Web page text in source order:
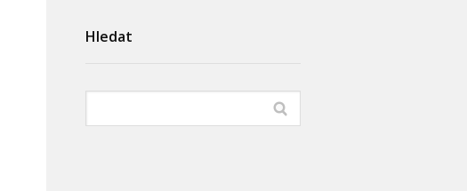
Hledat